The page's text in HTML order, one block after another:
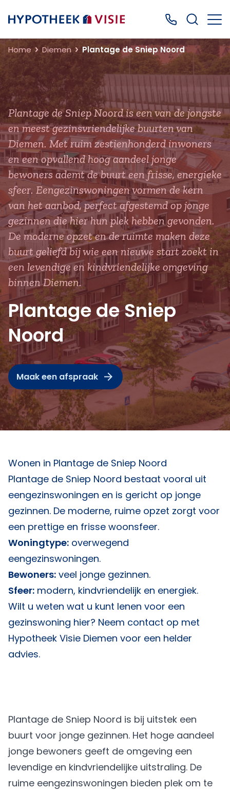
Terug naar home Bel ons: 0499
Home Diemen Plantage de Sniep Noord
Plantage de Sniep Noord is een van de jongste
en meest gezinsvriendelijke buurten van
Diemen. Met ruim zestienhonderd inwoners
en een opvallend hoog aandeel jonge
bewoners ademt de buurt een frisse, energieke
sfeer. Eengezinswoningen vormen de kern
van het aanbod, perfect afgestemd op jonge
gezinnen die hier hun plek hebben gevonden.
De moderne opzet en de ruimte maken deze
buurt geliefd bij wie een nieuwe start zoekt in
een levendige en kindvriendelijke omgeving
binnen Diemen.
Plantage de Sniep
Noord
Maak een afspraak
Wonen in Plantage de Sniep Noord
Plantage de Sniep Noord bestaat vooral uit
eengezinswoningen en is gericht op jonge
gezinnen. De moderne, ruime opzet zorgt voor
een prettige en frisse woonsfeer.
Woningtype: overwegend
eengezinswoningen.
Bewoners: veel jonge gezinnen.
Sfeer: modern, kindvriendelijk en energiek.
Wilt u weten wat u kunt lenen voor een
gezinswoning hier? Neem contact op met
Hypotheek Visie Diemen voor een helder
advies.
Plantage de Sniep Noord is bij uitstek een
buurt voor jonge gezinnen. Het hoge aandeel
jonge bewoners geeft de omgeving een
levendige en kindvriendelijke uitstraling. De
ruime eengezinswoningen bieden plek om te